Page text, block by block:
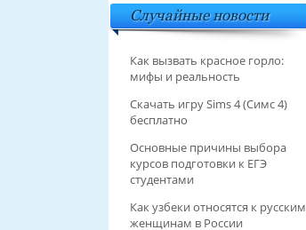
Случайные новости
Как вызвать красное горло:
мифы и реальность
Скачать игру Sims 4 (Симс 4)
бесплатно
Основные причины выбора
курсов подготовки к ЕГЭ
студентами
Как узбеки относятся к русским
женщинам в России